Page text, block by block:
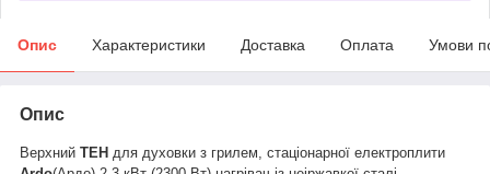
Опис Характеристики Доставка Оплата Умови
Опис
Верхний ТЕН для духовки з грилем, стаціонарної електроплити